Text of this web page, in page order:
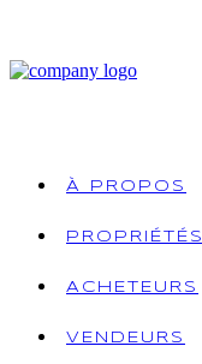
À PROPOS
PROPRIÉTÉS
ACHETEURS
VENDEURS